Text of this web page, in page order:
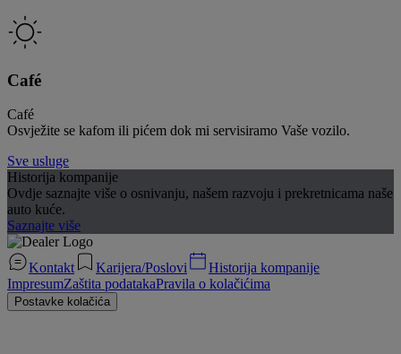
Café
Café
Osvježite se kafom ili pićem dok mi servisiramo Vaše vozilo.
Sve usluge
Historija kompanije
Ovdje saznajte više o osnivanju, našem razvoju i prekretnicama naše
auto kuće.
Saznajte više
Kontakt Karijera/Poslovi
Historija kompanije
ImpresumZaštita podatakaPravila o kolačićima
Postavke kolačića